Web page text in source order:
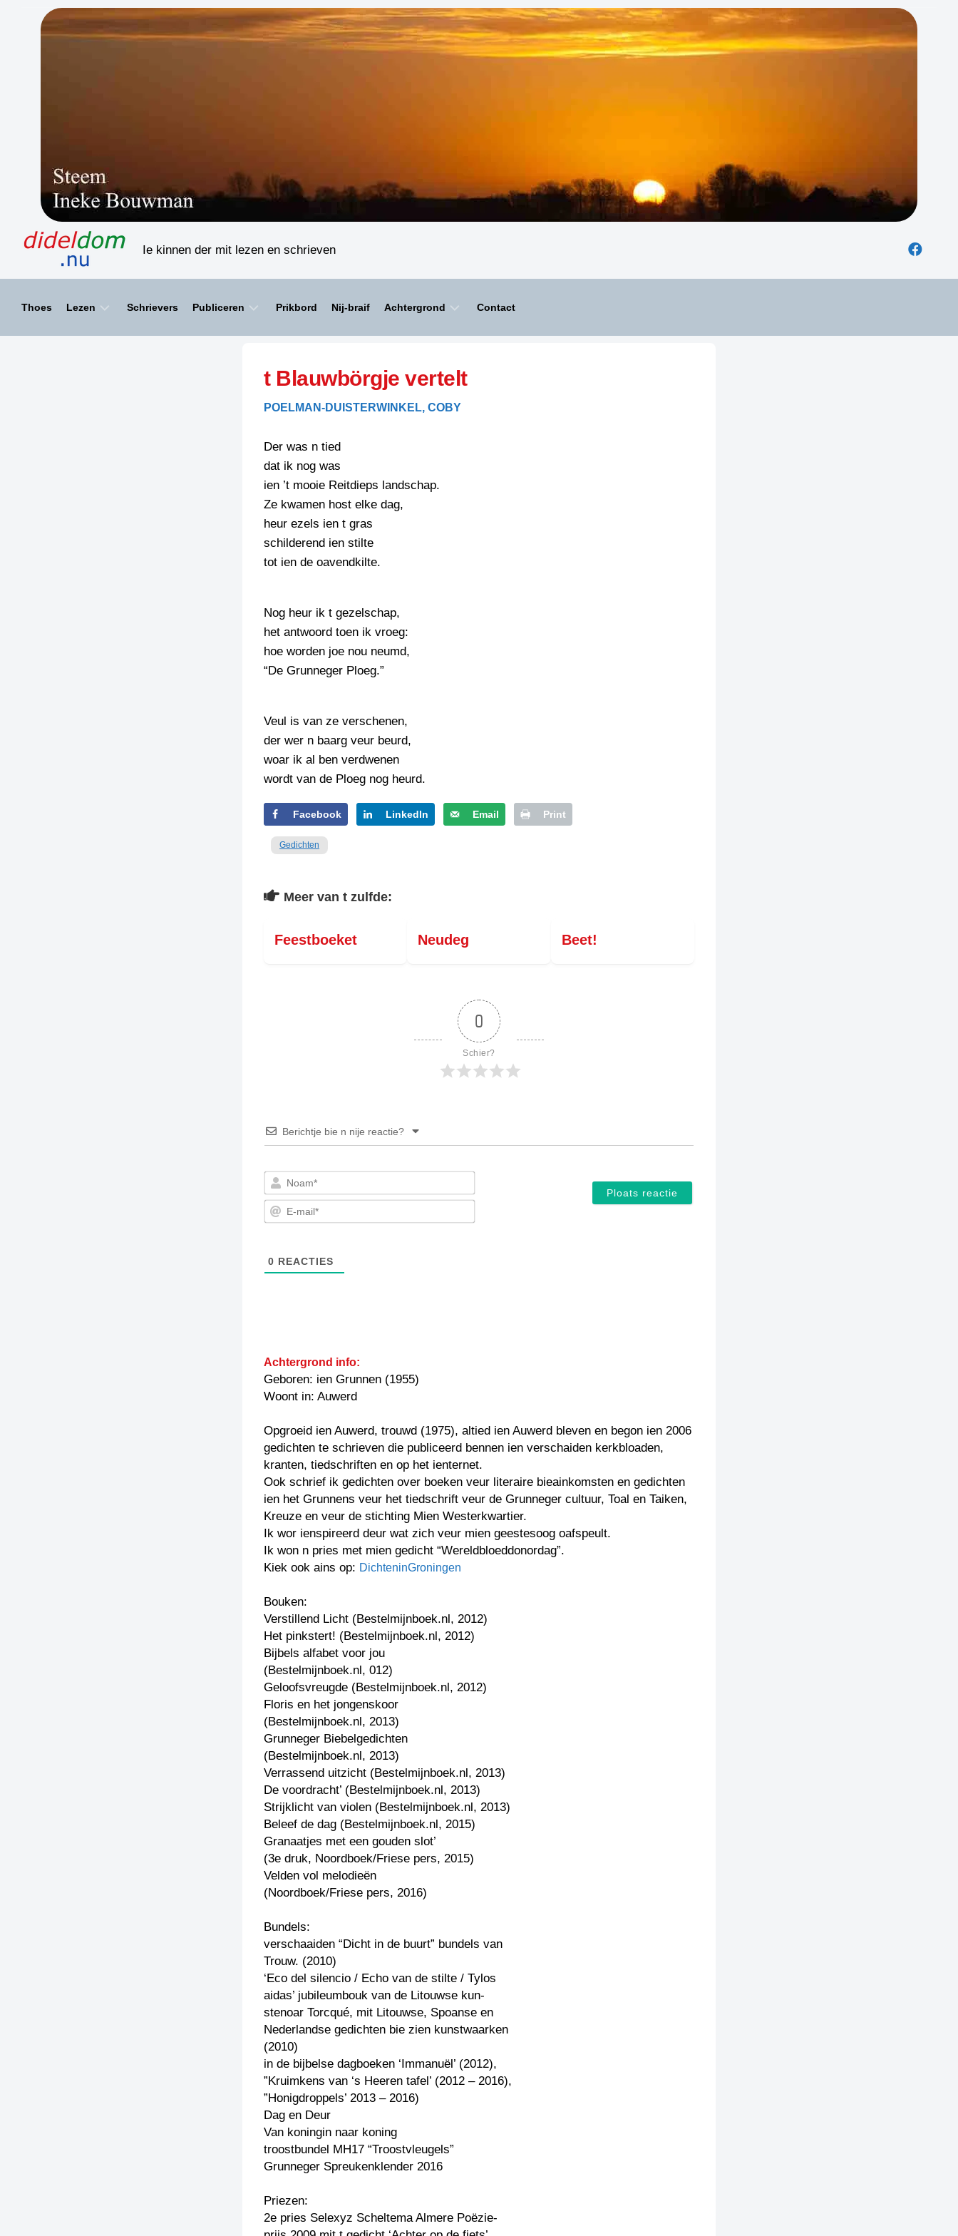
Ie kinnen der mit lezen en schrieven
Thoes Lezen
HAIKU’S
LIMERICKS
SCHRIEFWEDSTRIED
FLYER
SCHRIEFWEDSTRIED
JURYRAPPORT
PERSBERICHT
2026
STRIPS
TIEDSCHRIFT
VERHOALEN
BIENOAMEN
LEGENDEN
RECEPTEN
SPREUKEN
VEURDRACHTEN
Schrievers Publiceren
SPELLENSCONTROLE
SCHRIEFREGELS
Prikbord Nij-braif Achtergrond
KREUZE
JOEN
Contact
t Blauwbörgje vertelt
POELMAN-DUISTERWINKEL, COBY
Der was n tied
dat ik nog was
ien ’t mooie Reitdieps landschap.
Ze kwamen host elke dag,
heur ezels ien t gras
schilderend ien stilte
tot ien de oavendkilte.
Nog heur ik t gezelschap,
het antwoord toen ik vroeg:
hoe worden joe nou neumd,
“De Grunneger Ploeg.”
Veul is van ze verschenen,
der wer n baarg veur beurd,
woar ik al ben verdwenen
wordt van de Ploeg nog heurd.
Facebook LinkedIn Email Print
Gedichten
Meer van t zulfde:
Feestboeket Neudeg Beet!
0
Schier?
Berichtje bie n nije reactie?
Noam*
E-
0 REACTIES
Achtergrond info:
Geboren: ien Grunnen (1955)
Woont in: Auwerd
Opgroeid ien Auwerd, trouwd (1975), altied ien Auwerd bleven en begon ien 2006
gedichten te schrieven die publiceerd bennen ien verschaiden kerkbloaden,
kranten, tiedschriften en op het ienternet.
Ook schrief ik gedichten over boeken veur literaire bieainkomsten en gedichten
ien het Grunnens veur het tiedschrift veur de Grunneger cultuur, Toal en Taiken,
Kreuze en veur de stichting Mien Westerkwartier.
Ik wor ienspireerd deur wat zich veur mien geestesoog oafspeult.
Ik won n pries met mien gedicht “Wereldbloeddonordag”.
Kiek ook ains op: DichteninGroningen
Bouken:
Verstillend Licht (Bestelmijnboek.nl, 2012)
Het pinkstert! (Bestelmijnboek.nl, 2012)
Bijbels alfabet voor jou
(Bestelmijnboek.nl, 012)
Geloofsvreugde (Bestelmijnboek.nl, 2012)
Floris en het jongenskoor
(Bestelmijnboek.nl, 2013)
Grunneger Biebelgedichten
(Bestelmijnboek.nl, 2013)
Verrassend uitzicht (Bestelmijnboek.nl, 2013)
De voordracht’ (Bestelmijnboek.nl, 2013)
Strijklicht van violen (Bestelmijnboek.nl, 2013)
Beleef de dag (Bestelmijnboek.nl, 2015)
Granaatjes met een gouden slot’
(3e druk, Noordboek/Friese pers, 2015)
Velden vol melodieën
(Noordboek/Friese pers, 2016)
Bundels:
verschaaiden “Dicht in de buurt” bundels van
Trouw. (2010)
‘Eco del silencio / Echo van de stilte / Tylos
aidas’ jubileumbouk van de Litouwse kun-
stenoar Torcqué, mit Litouwse, Spoanse en
Nederlandse gedichten bie zien kunstwaarken
(2010)
in de bijbelse dagboeken ‘Immanuël’ (2012),
”Kruimkens van ‘s Heeren tafel’ (2012 – 2016),
”Honigdroppels’ 2013 – 2016)
Dag en Deur
Van koningin naar koning
troostbundel MH17 “Troostvleugels”
Grunneger Spreukenklender 2016
Priezen:
2e pries Selexyz Scheltema Almere Poëzie-